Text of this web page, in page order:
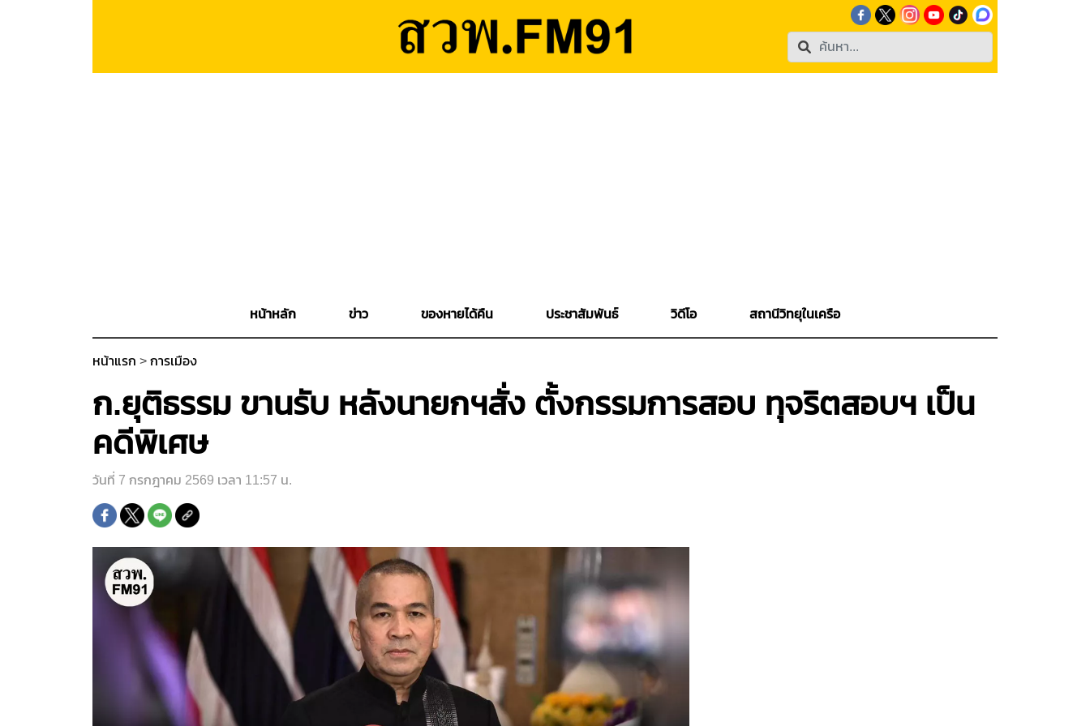
หน้าหลัก ข่าว ของหายได้คืน ประชาสัมพันธ์ วิดีโอ สถานีวิทยุในเครือ
หน้าแรก > การเมือง
ก.ยุติธรรม ขานรับ หลังนายกฯสั่ง ตั้งกรรมการสอบ ทุจริตสอบฯ เป็น
คดีพิเศษ
วันที่ 7 กรกฎาคม 2569 เวลา 11:57 น.